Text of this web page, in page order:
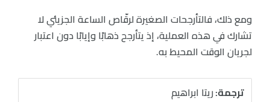
ومع ذلك، فالتأرجحات الصغيرة لرقّاص الساعة الجزيئي لا
تشارك في هذه العملية، إذ يتأرجح ذهابًا وإيابًا دون اعتبار
لجريان الوقت المحيط به.
ترجمة:ريتا ابراهيم